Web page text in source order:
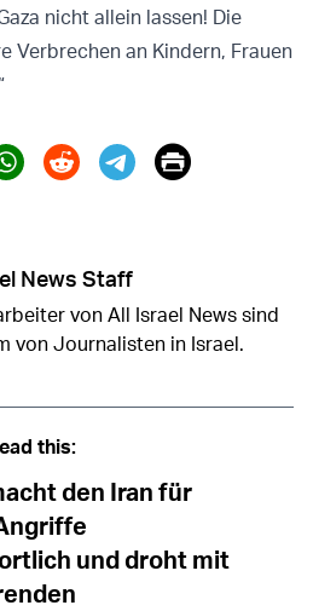
nicht allein lassen! Die
Verbrechen an Kindern, Frauen
(X)
Print
News Staff
von All Israel News sind
von Journalisten in Israel.
this:
den Iran für
und droht mit